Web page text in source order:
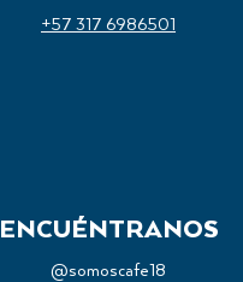
+57 317 6986501
ENCUÉNTRANOS
@somoscafe18